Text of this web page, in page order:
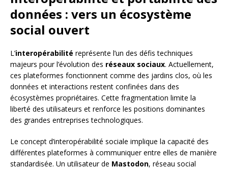
données : vers un écosystème
social ouvert
L’interopérabilité représente l’un des défis techniques
majeurs pour l’évolution des réseaux sociaux. Actuellement,
ces plateformes fonctionnent comme des jardins clos, où les
données et interactions restent confinées dans des
écosystèmes propriétaires. Cette fragmentation limite la
liberté des utilisateurs et renforce les positions dominantes
des grandes entreprises technologiques.
Le concept d’interopérabilité sociale implique la capacité des
différentes plateformes à communiquer entre elles de manière
standardisée. Un utilisateur de Mastodon, réseau social